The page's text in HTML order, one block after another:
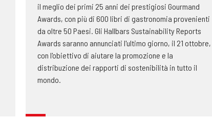
il meglio dei primi 25 anni dei prestigiosi Gourmand
Awards, con più di 600 libri di gastronomia provenienti
da oltre 50 Paesi. Gli Hallbars Sustainability Reports
Awards saranno annunciati l'ultimo giorno, il 21 ottobre,
con l'obiettivo di aiutare la promozione e la
distribuzione dei rapporti di sostenibilità in tutto il
mondo.